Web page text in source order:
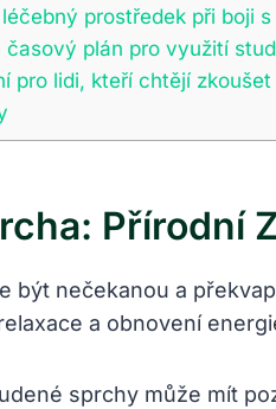
prostředek při boji
plán pro využití
pro lidi, kteří chtějí
Přírodní
být nečekanou a
a obnovení
sprchy může mít